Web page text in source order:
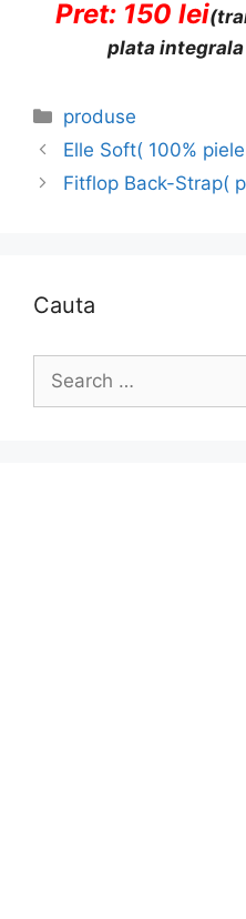
Pret: 150 lei
plata
Categories
produse
Elle Soft( 100%
Fitflop Back-Strap(
Cauta
Search
for: